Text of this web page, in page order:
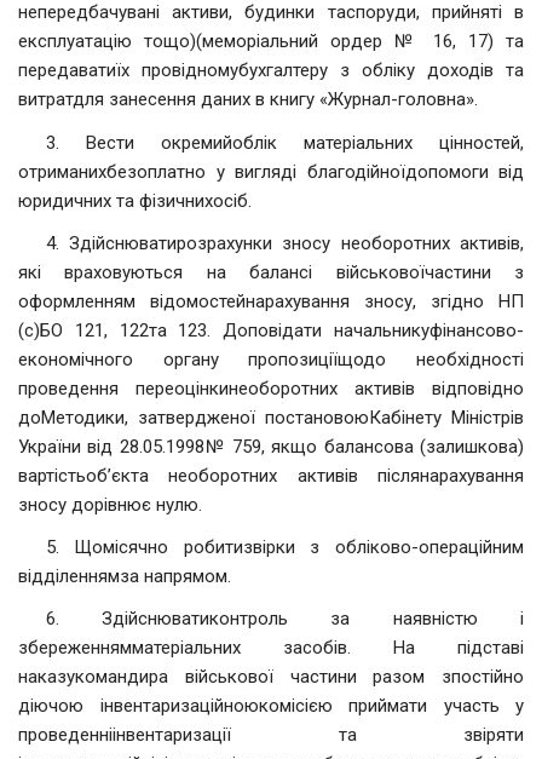
непередбачувані активи, будинки таспоруди, прийняті в
експлуатацію тощо)(меморіальний ордер № 16, 17) та
передаватиїх провідномубухгалтеру з обліку доходів та
витратдля занесення даних в книгу «Журнал-головна».
3. Вести окремийоблік матеріальних цінностей,
отриманихбезоплатно у вигляді благодійноїдопомоги від
юридичних та фізичнихосіб.
4. Здійснюватирозрахунки зносу необоротних активів,
які враховуються на балансі військовоїчастини з
оформленням відомостейнарахування зносу, згідно НП
(с)БО 121, 122та 123. Доповідати начальникуфінансово-
економічного органу пропозиціїщодо необхідності
проведення переоцінкинеоборотних активів відповідно
доМетодики, затвердженої постановоюКабінету Міністрів
України від 28.05.1998№ 759, якщо балансова (залишкова)
вартістьоб’єкта необоротних активів післянарахування
зносу дорівнює нулю.
5. Щомісячно робитизвірки з обліково-операційним
відділеннямза напрямом.
6. Здійснюватиконтроль за наявністю і
збереженнямматеріальних засобів. На підставі
наказукомандира військової частини разом зпостійно
діючою інвентаризаційноюкомісією приймати участь у
проведенніінвентаризації та звіряти